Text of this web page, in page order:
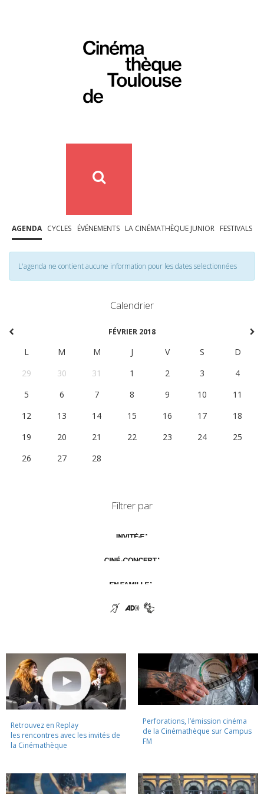
AGENDA CYCLES ÉVÉNEMENTS LA CINÉMATHÈQUE JUNIOR FESTIVALS
L'agenda ne contient aucune information pour les dates selectionnées
Calendrier
FÉVRIER 2018
L M M J V S
D
29
30 31 1 2 3
4
5
6 7 8 9 10
11
12
13 14 15 16 17
18
19
20 21 22 23 24
25
26
27 28
Filtrer par
Retrouvez en Replay
les rencontres avec les invités de
la Cinémathèque
Perforations, l’émission cinéma
de la Cinémathèque sur Campus
FM